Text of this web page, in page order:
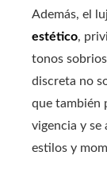
Además, el
estético,
tonos
discreta no
que también
vigencia y
estilos y